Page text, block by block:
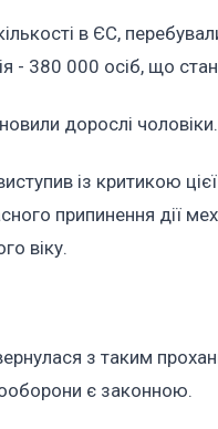
в ЄС,
- 380 000 осіб, що
дорослі чоловіки.
із критикою цієї
припинення дії
віку.
з таким
є законною.